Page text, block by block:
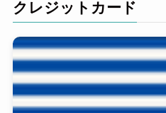
クレジットカード